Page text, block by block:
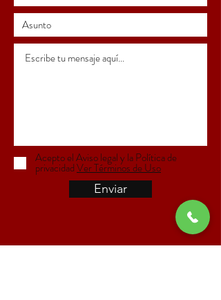
Acepto el Aviso legal y la Política de
privacidadVer Términos de Uso
Enviar